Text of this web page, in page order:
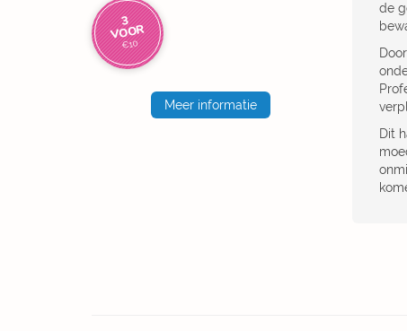
3
VOOR
€10
Meer informatie
de
Dit